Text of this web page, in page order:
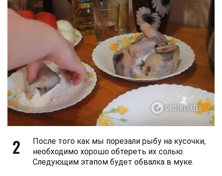
2
После того как мы порезали рыбу на кусочки,
необходимо хорошо обтереть их солью.
Следующим этапом будет обвалка в муке.